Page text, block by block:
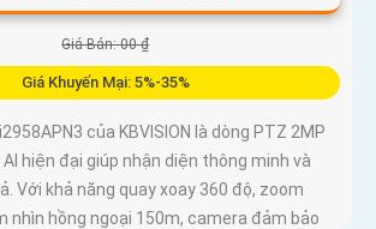
Giá Bán: 00 ₫
Giá Khuyến Mại: 5%-35%
của KBVISION là dòng PTZ 2MP
hiện đại giúp nhận diện thông minh và
Với khả năng quay xoay 360 độ, zoom
nhìn hồng ngoại 150m, camera đảm bảo